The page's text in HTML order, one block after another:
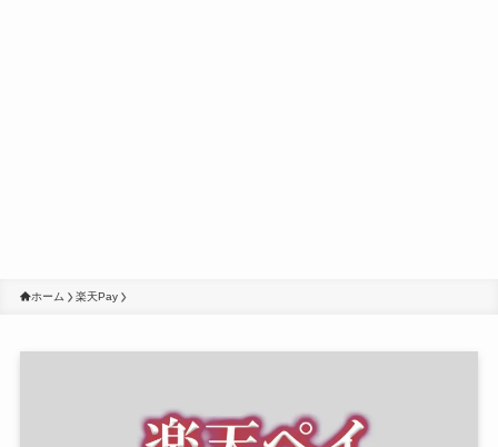
ホーム 楽天Pay